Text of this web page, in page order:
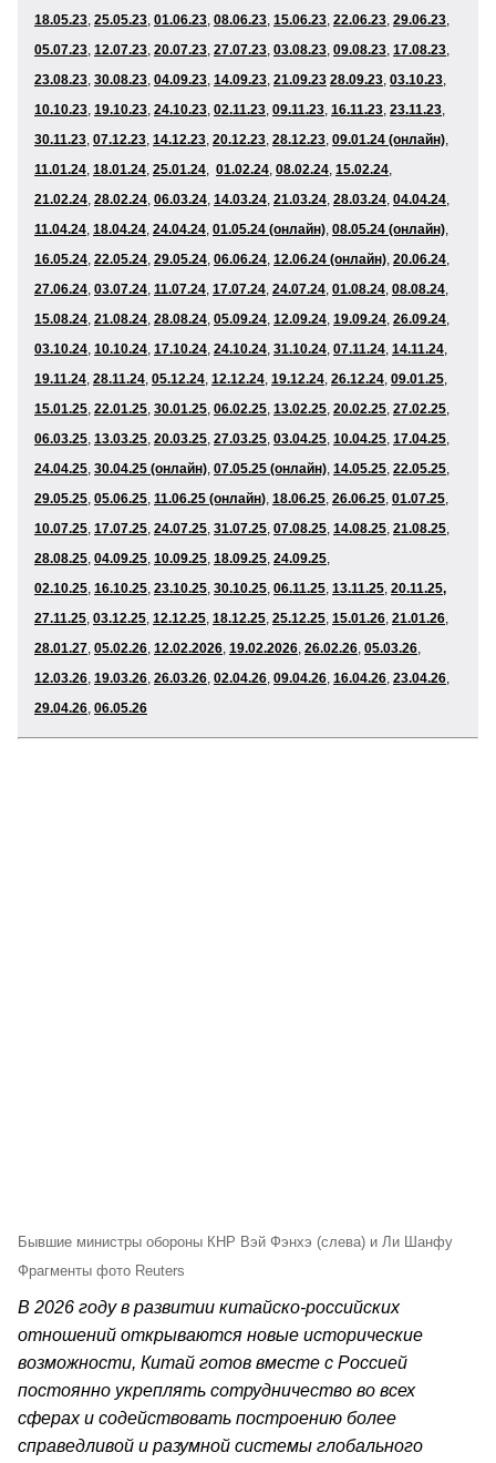
18.05.23, 25.05.23, 01.06.23, 08.06.23, 15.06.23, 22.06.23, 29.06.23,
05.07.23, 12.07.23, 20.07.23, 27.07.23, 03.08.23, 09.08.23, 17.08.23,
23.08.23, 30.08.23, 04.09.23, 14.09.23, 21.09.23 28.09.23, 03.10.23,
10.10.23, 19.10.23, 24.10.23, 02.11.23, 09.11.23, 16.11.23, 23.11.23,
30.11.23, 07.12.23, 14.12.23, 20.12.23, 28.12.23, 09.01.24 (онлайн),
11.01.24, 18.01.24, 25.01.24, 01.02.24, 08.02.24, 15.02.24,
21.02.24, 28.02.24, 06.03.24, 14.03.24, 21.03.24, 28.03.24, 04.04.24,
11.04.24, 18.04.24, 24.04.24, 01.05.24 (онлайн), 08.05.24 (онлайн),
16.05.24, 22.05.24, 29.05.24, 06.06.24, 12.06.24 (онлайн), 20.06.24,
27.06.24, 03.07.24, 11.07.24, 17.07.24, 24.07.24, 01.08.24, 08.08.24,
15.08.24, 21.08.24, 28.08.24, 05.09.24, 12.09.24, 19.09.24, 26.09.24,
03.10.24, 10.10.24, 17.10.24, 24.10.24, 31.10.24, 07.11.24, 14.11.24,
19.11.24, 28.11.24, 05.12.24, 12.12.24, 19.12.24, 26.12.24, 09.01.25,
15.01.25, 22.01.25, 30.01.25, 06.02.25, 13.02.25, 20.02.25, 27.02.25,
06.03.25, 13.03.25, 20.03.25, 27.03.25, 03.04.25, 10.04.25, 17.04.25,
24.04.25, 30.04.25 (онлайн), 07.05.25 (онлайн), 14.05.25, 22.05.25,
29.05.25, 05.06.25, 11.06.25 (онлайн), 18.06.25, 26.06.25, 01.07.25,
10.07.25, 17.07.25, 24.07.25, 31.07.25, 07.08.25, 14.08.25, 21.08.25,
28.08.25, 04.09.25, 10.09.25, 18.09.25, 24.09.25,
02.10.25, 16.10.25, 23.10.25, 30.10.25, 06.11.25, 13.11.25, 20.11.25,
27.11.25, 03.12.25, 12.12.25, 18.12.25, 25.12.25, 15.01.26, 21.01.26,
28.01.27, 05.02.26, 12.02.2026, 19.02.2026, 26.02.26, 05.03.26,
12.03.26, 19.03.26, 26.03.26, 02.04.26, 09.04.26, 16.04.26, 23.04.26,
29.04.26, 06.05.26
Бывшие министры обороны КНР Вэй Фэнхэ (слева) и Ли Шанфу
Фрагменты фото Reuters
В 2026 году в развитии китайско-российских
отношений открываются новые исторические
возможности, Китай готов вместе с Россией
постоянно укреплять сотрудничество во всех
сферах и содействовать построению более
справедливой и разумной системы глобального